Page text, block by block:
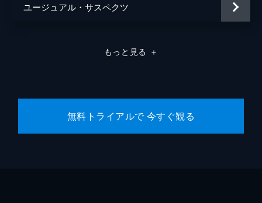
ユージュアル・サスペクツ
もっと見る ＋
無料トライアルで 今すぐ観る